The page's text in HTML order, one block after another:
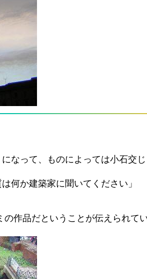
なって、ものによっては小石交
何か建築家に聞いてください」
作品だということが伝えられて